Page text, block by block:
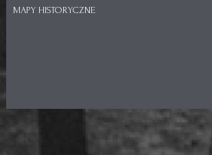
MAPY HISTORYCZNE